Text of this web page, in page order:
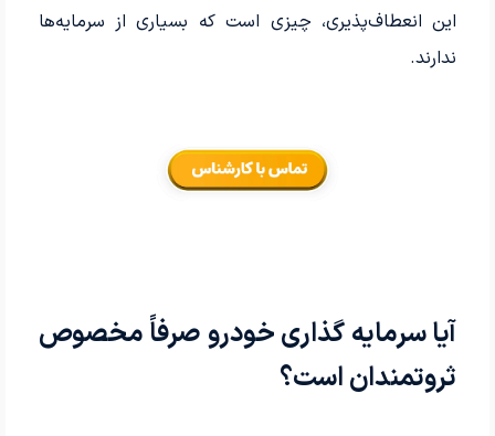
این انعطاف‌پذیری، چیزی است که بسیاری از سرمایه‌ها
ندارند.
آیا سرمایه گذاری خودرو صرفاً مخصوص
ثروتمندان است؟